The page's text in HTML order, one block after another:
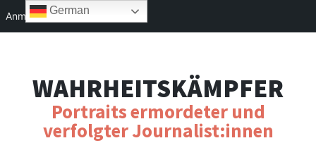
WAHRHEITSKÄMPFER
Portraits ermordeter und
verfolgter Journalist:innen
German
Anmelden